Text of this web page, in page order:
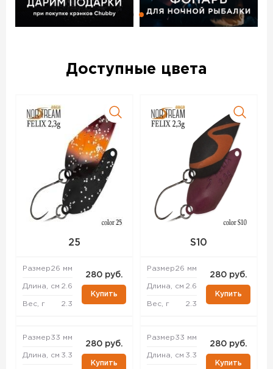
Доступные цвета
25
Размер26 мм
Длина, см 2.6
Вес, г 2.3
280 руб.
Купить
Размер33 мм
Длина, см 3.3
280 руб.
Купить
S10
Размер26 мм
Длина, см 2.6
Вес, г 2.3
280 руб.
Купить
Размер33 мм
Длина, см 3.3
280 руб.
Купить